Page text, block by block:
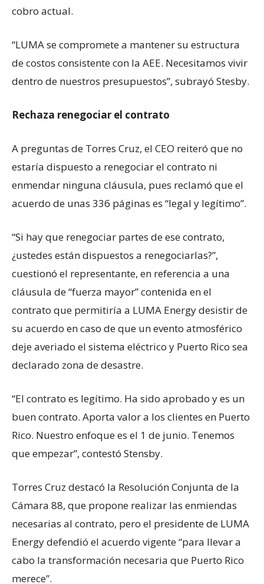
cobro actual.
“LUMA se compromete a mantener su estructura
de costos consistente con la AEE. Necesitamos vivir
dentro de nuestros presupuestos”, subrayó Stesby.
Rechaza renegociar el contrato
A preguntas de Torres Cruz, el CEO reiteró que no
estaría dispuesto a renegociar el contrato ni
enmendar ninguna cláusula, pues reclamó que el
acuerdo de unas 336 páginas es “legal y legítimo”.
“Si hay que renegociar partes de ese contrato,
¿ustedes están dispuestos a renegociarlas?”,
cuestionó el representante, en referencia a una
cláusula de “fuerza mayor” contenida en el
contrato que permitiría a LUMA Energy desistir de
su acuerdo en caso de que un evento atmosférico
deje averiado el sistema eléctrico y Puerto Rico sea
declarado zona de desastre.
“El contrato es legítimo. Ha sido aprobado y es un
buen contrato. Aporta valor a los clientes en Puerto
Rico. Nuestro enfoque es el 1 de junio. Tenemos
que empezar”, contestó Stensby.
Torres Cruz destacó la Resolución Conjunta de la
Cámara 88, que propone realizar las enmiendas
necesarias al contrato, pero el presidente de LUMA
Energy defendió el acuerdo vigente “para llevar a
cabo la transformación necesaria que Puerto Rico
merece”.